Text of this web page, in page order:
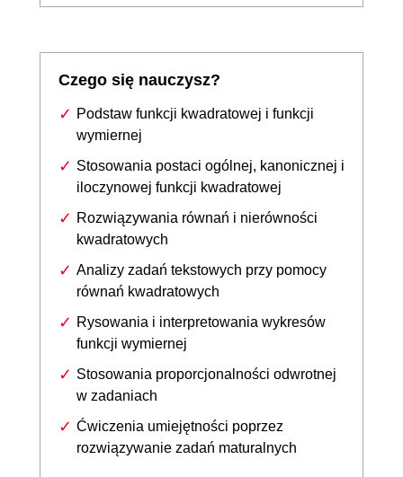
Czego się nauczysz?
Podstaw funkcji kwadratowej i funkcji
wymiernej
Stosowania postaci ogólnej, kanonicznej i
iloczynowej funkcji kwadratowej
Rozwiązywania równań i nierówności
kwadratowych
Analizy zadań tekstowych przy pomocy
równań kwadratowych
Rysowania i interpretowania wykresów
funkcji wymiernej
Stosowania proporcjonalności odwrotnej
w zadaniach
Ćwiczenia umiejętności poprzez
rozwiązywanie zadań maturalnych